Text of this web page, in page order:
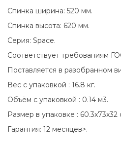
Спинка ширина: 520 мм.
Спинка высота: 620 мм.
Серия: Space.
Соответствует требованиям
Поставляется в разобранном
Вес с упаковкой : 16.8 кг.
Объём с упаковкой : 0.14 м3.
Размер в упаковке : 60.3x73x32
Гарантия: 12 месяцев>.